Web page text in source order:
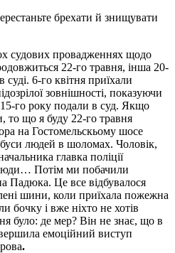
судових провадженнях щодо
22-го травня, інша 20-
суді. 6-го квітня приїхали
зовнішності, показуючи
го року подали в суд. Якщо
то що я буду 22-го травня
на Гостомельскьому шосе
людей в шоломах. Чоловік,
главка поліції
люди… Потім ми побачили
Падюка. Це все відбувалося
шини, коли приїхала пожежна
бочку і вже ніхто не хотів
було: де мер? Він не знає, що в
емоційний виступ
.